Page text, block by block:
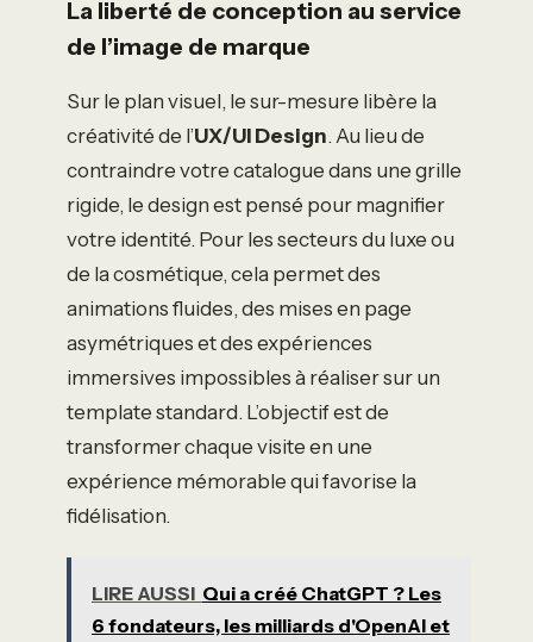
La liberté de conception au service
de l’image de marque
Sur le plan visuel, le sur-mesure libère la
créativité de l’UX/UI Design. Au lieu de
contraindre votre catalogue dans une grille
rigide, le design est pensé pour magnifier
votre identité. Pour les secteurs du luxe ou
de la cosmétique, cela permet des
animations fluides, des mises en page
asymétriques et des expériences
immersives impossibles à réaliser sur un
template standard. L’objectif est de
transformer chaque visite en une
expérience mémorable qui favorise la
fidélisation.
LIRE AUSSI Qui a créé ChatGPT ? Les
6 fondateurs, les milliards d'OpenAI et